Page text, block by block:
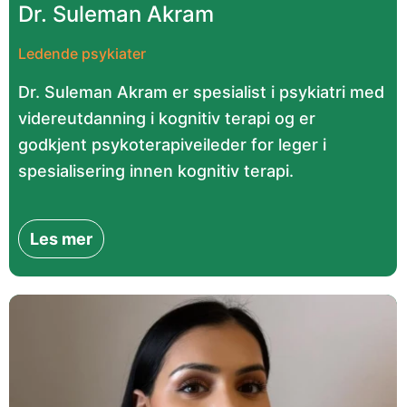
Dr. Suleman Akram
Ledende psykiater
Dr. Suleman Akram er spesialist i psykiatri med
videreutdanning i kognitiv terapi og er
godkjent psykoterapiveileder for leger i
spesialisering innen kognitiv terapi.
Les mer